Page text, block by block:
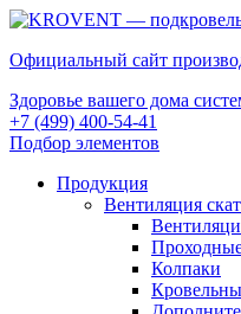
Официальный сайт
Здоровье вашего дома
+7 (499) 400-54-41
Подбор элементов
Продукция
Вентиляция
Колпаки